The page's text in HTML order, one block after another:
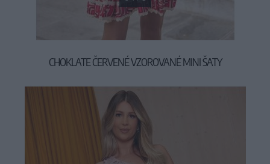
CHOKLATE ČERVENÉ VZOROVANÉ MINI ŠATY
59,90 €